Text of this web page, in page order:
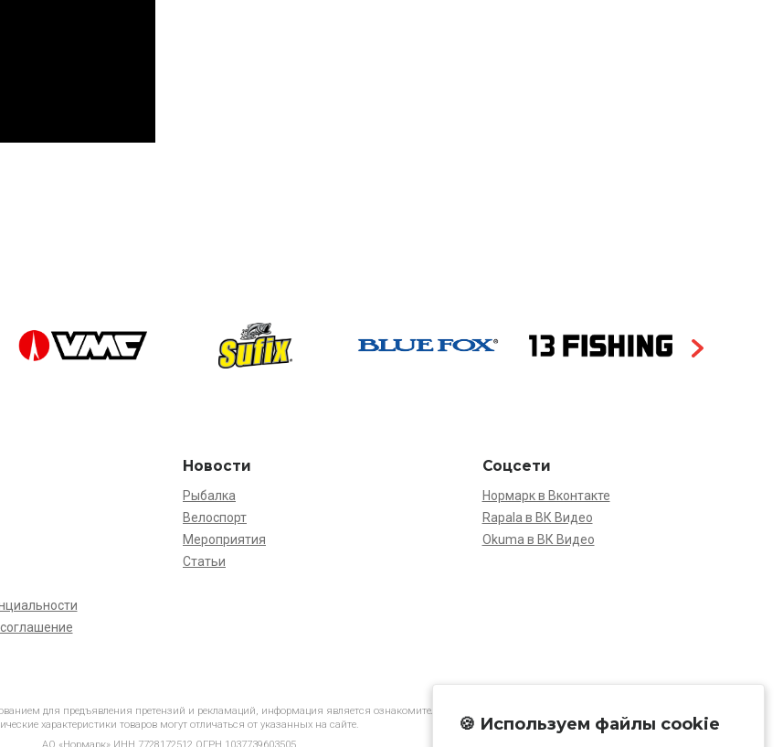
Новости
Рыбалка
Велоспорт
Мероприятия
Статьи
Соцсети
Нормарк в Вконтакте
Rapala в ВК Видео
Okuma в ВК Видео
для предъявления претензий и рекламаций, информация является ознакомительной.
характеристики товаров могут отличаться от указанных на сайте.
🍪 Используем файлы cookie